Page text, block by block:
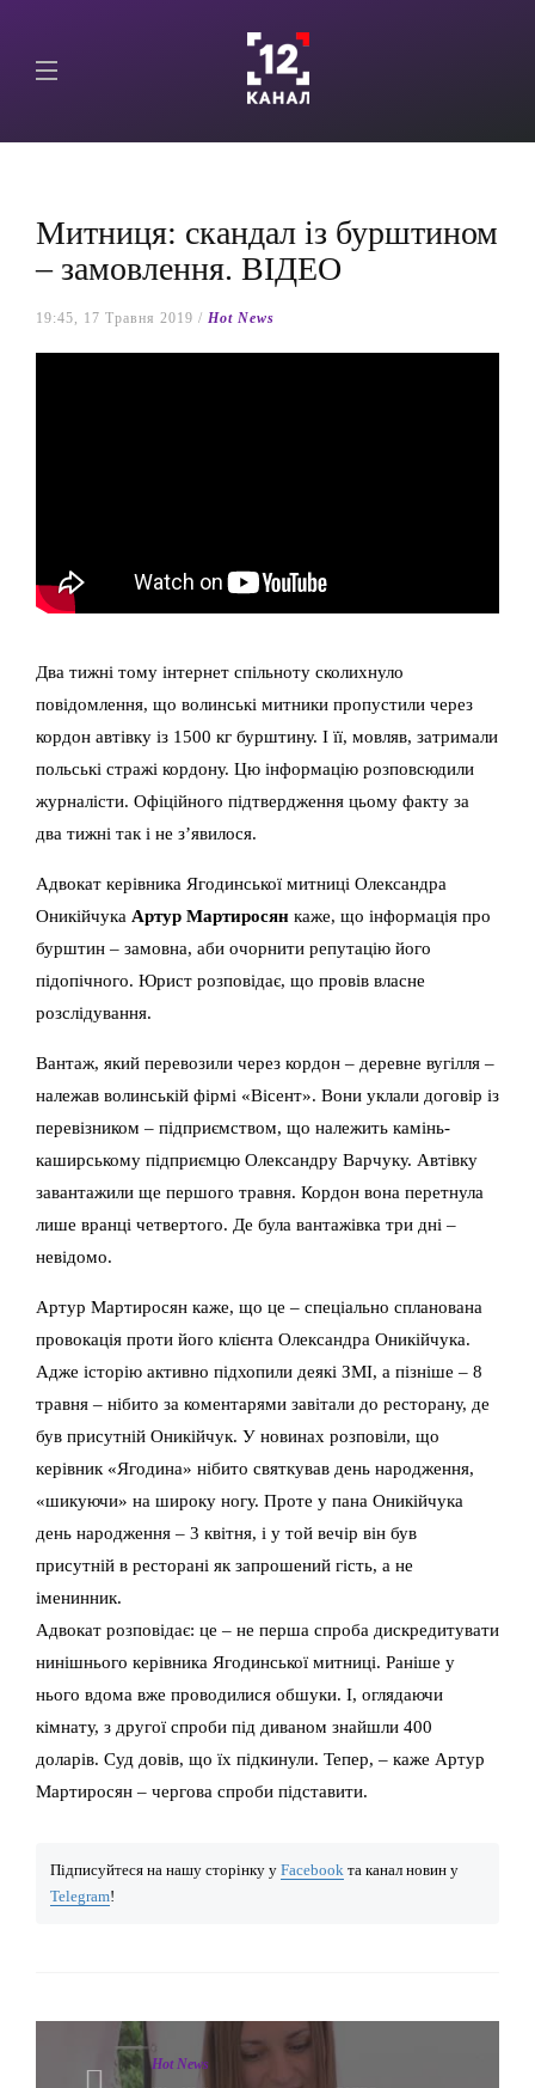
Митниця: скандал із бурштином
– замовлення. ВІДЕО
19:45, 17 Травня 2019 / Hot News
Два тижні тому інтернет спільноту сколихнуло
повідомлення, що волинські митники пропустили через
кордон автівку із 1500 кг бурштину. І її, мовляв, затримали
польські стражі кордону. Цю інформацію розповсюдили
журналісти. Офіційного підтвердження цьому факту за
два тижні так і не з’явилося.
Адвокат керівника Ягодинської митниці Олександра
Оникійчука Артур Мартиросян каже, що інформація про
бурштин – замовна, аби очорнити репутацію його
підопічного. Юрист розповідає, що провів власне
розслідування.
Вантаж, який перевозили через кордон – деревне вугілля –
належав волинській фірмі «Вісент». Вони уклали договір із
перевізником – підприємством, що належить камінь-
каширському підприємцю Олександру Варчуку. Автівку
завантажили ще першого травня. Кордон вона перетнула
лише вранці четвертого. Де була вантажівка три дні –
невідомо.
Артур Мартиросян каже, що це – спеціально спланована
провокація проти його клієнта Олександра Оникійчука.
Адже історію активно підхопили деякі ЗМІ, а пізніше – 8
травня – нібито за коментарями завітали до ресторану, де
був присутній Оникійчук. У новинах розповіли, що
керівник «Ягодина» нібито святкував день народження,
«шикуючи» на широку ногу. Проте у пана Оникійчука
день народження – 3 квітня, і у той вечір він був
присутній в ресторані як запрошений гість, а не
іменинник.
Адвокат розповідає: це – не перша спроба дискредитувати
нинішнього керівника Ягодинської митниці. Раніше у
нього вдома вже проводилися обшуки. І, оглядаючи
кімнату, з другої спроби під диваном знайшли 400
доларів. Суд довів, що їх підкинули. Тепер, – каже Артур
Мартиросян – чергова спроби підставити.
Підписуйтеся на нашу сторінку у Facebook та канал новин у
Telegram!
Hot News